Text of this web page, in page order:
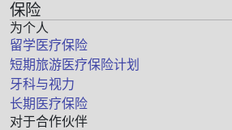
保险
为个人
留学医疗保险
短期旅游医疗保险计划
牙科与视力
长期医疗保险
对于合作伙伴